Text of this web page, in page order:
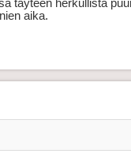
täyteen herkullista
aika.